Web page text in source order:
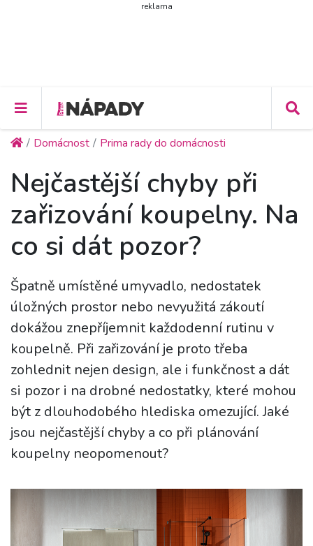
reklama
Domácnost Prima rady do domácnosti
Nejčastější chyby při
zařizování koupelny. Na
co si dát pozor?
Špatně umístěné umyvadlo, nedostatek
úložných prostor nebo nevyužitá zákoutí
dokážou znepříjemnit každodenní rutinu v
koupelně. Při zařizování je proto třeba
zohlednit nejen design, ale i funkčnost a dát
si pozor i na drobné nedostatky, které mohou
být z dlouhodobého hlediska omezující. Jaké
jsou nejčastější chyby a co při plánování
koupelny neopomenout?